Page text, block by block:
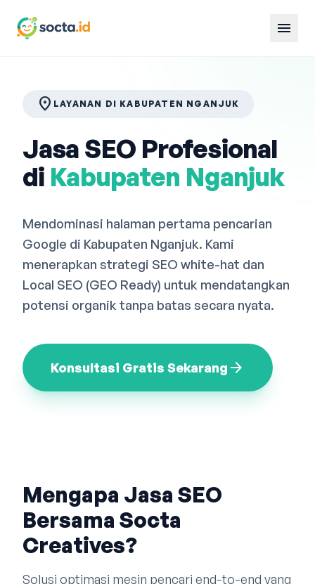
menu
location_on LAYANAN DI KABUPATEN NGANJUK
Jasa SEO Profesional
di Kabupaten Nganjuk
Mendominasi halaman pertama pencarian
Google di Kabupaten Nganjuk. Kami
menerapkan strategi SEO white-hat dan
Local SEO (GEO Ready) untuk mendatangkan
potensi organik tanpa batas secara nyata.
Konsultasi Gratis Sekarang arrow_forward
Mengapa Jasa SEO
Bersama Socta
Creatives?
Solusi optimasi mesin pencari end-to-end yang